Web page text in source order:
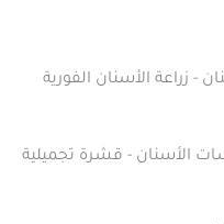
- زراعة الأسنان الفورية
الأسنان - قشرة تجميلية